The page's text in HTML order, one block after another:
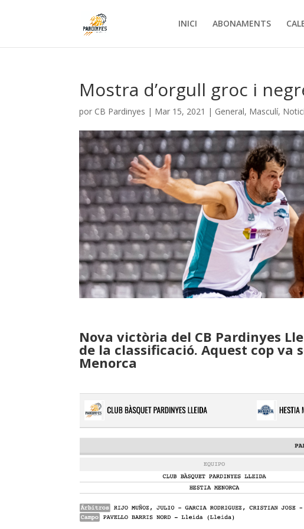
INICI ABONAMENTS
Mostra d’orgull groc i
por CB Pardinyes | Mar 15, 2021 | General, Masculí,
Nova victòria del CB Pardinyes
de la classificació. Aquest cop va
Menorca